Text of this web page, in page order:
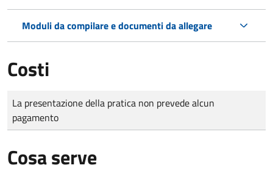
Moduli da compilare e documenti da allegare
Costi
Tipo di pagamento
Importo
La presentazione della pratica non prevede alcun
pagamento
Cosa serve